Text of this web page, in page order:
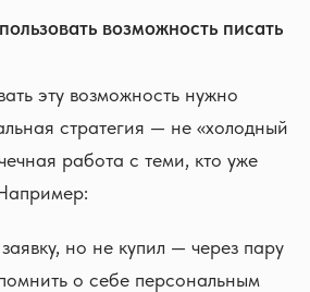
возможность писать
эту возможность нужно
стратегия — не «холодный
работа с теми, кто уже
но не купил — через пару
о себе персональным